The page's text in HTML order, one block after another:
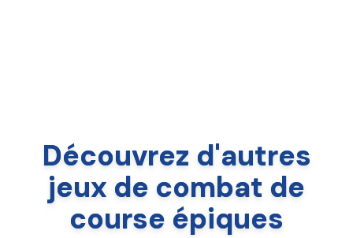
Découvrez d'autres
jeux de combat de
course épiques